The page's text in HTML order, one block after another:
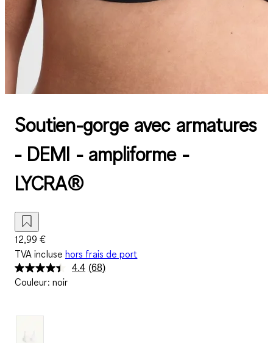
Soutien-gorge avec armatures
- DEMI - ampliforme -
LYCRA®
12,99 €
TVA incluse hors frais de port
4.4 Lire
(68)
Couleur: noir